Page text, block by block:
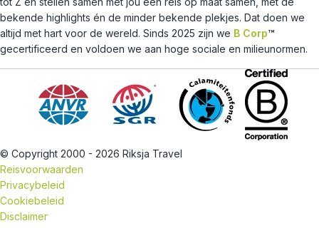
bekende highlights én de minder bekende plekjes. Dat doen we
altijd met hart voor de wereld. Sinds 2025 zijn we B Corp™
gecertificeerd en voldoen we aan hoge sociale en milieunormen.
© Copyright 2000 - 2026 Riksja Travel
Reisvoorwaarden
Privacybeleid
Cookiebeleid
Disclaimer